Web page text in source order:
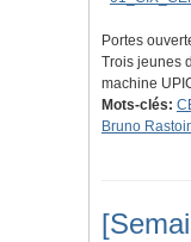
Portes
Trois jeunes
machine
Mots-clés:
Bruno